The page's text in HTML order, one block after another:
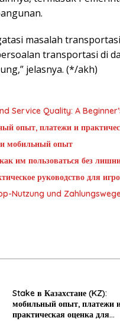
masalah
transportasi di
jelasnya. (*/akh)
Service Quality: A
опыт, платежи и
мобильный опыт
им пользоваться без
руководство для
Nutzung und
Stake в Казахстане (KZ):
мобильный опыт, платежи
практическая оценка для